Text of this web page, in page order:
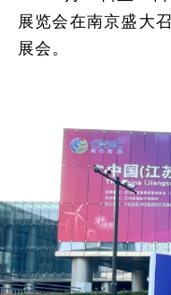
展览会在南京盛大
展会。